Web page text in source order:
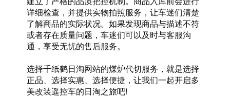
详细检查，并提供实物拍照服务，让车迷们清楚
了解商品的实际状况。如果发现商品与描述不符
或者存在质量问题，车迷们可以及时与客服沟
通，享受无忧的售后服务。
选择千纸鹤日淘网站的煤炉代切服务，就是选择
正品、选择实惠、选择便捷，让我们一起开启多
美改装遥控车的日淘之旅吧!